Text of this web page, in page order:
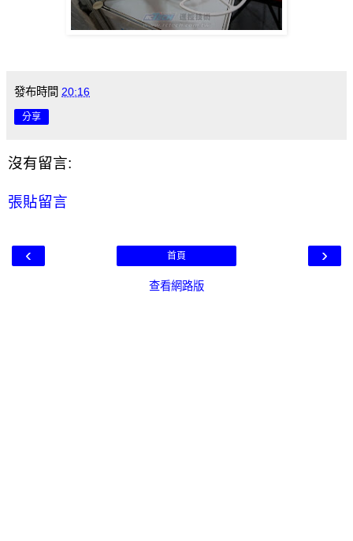
發布時間 20:16
分享
沒有留言:
張貼留言
‹ ›
首頁
查看網路版